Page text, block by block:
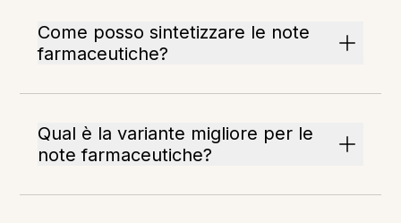
Come posso sintetizzare le note
farmaceutiche?
Qual è la variante migliore per le
note farmaceutiche?